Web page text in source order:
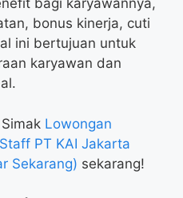
bagi karyawannya,
bonus kinerja, cuti
ini bertujuan untuk
karyawan dan
Lowongan
PT KAI Jakarta
Sekarang) sekarang!